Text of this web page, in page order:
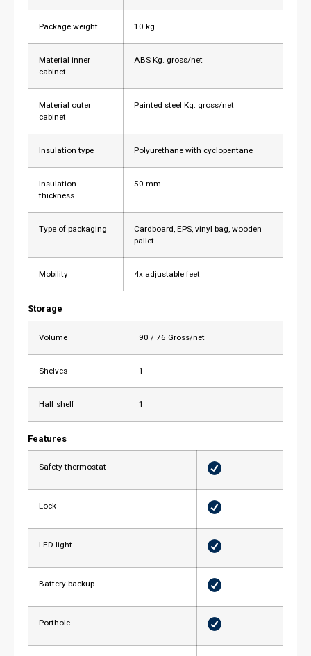
Package weight 10 kg
Material inner
cabinet
ABS Kg. gross/net
Material outer
cabinet
Painted steel Kg. gross/net
Insulation type Polyurethane with cyclopentane
Insulation
thickness
50 mm
Type of packaging
Cardboard, EPS, vinyl bag, wooden
pallet
Mobility 4x adjustable feet
Storage
Volume 90 / 76 Gross/net
Shelves 1
Half shelf 1
Features
Safety thermostat
Lock
LED light
Battery backup
Porthole